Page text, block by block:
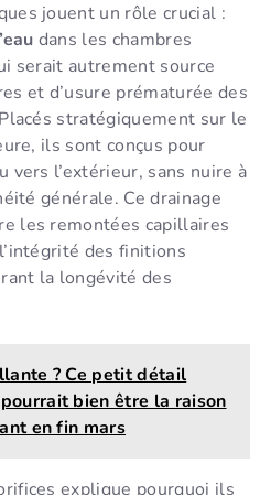
jouent un rôle crucial :
dans les chambres
serait autrement source
et d’usure prématurée des
stratégiquement sur le
ils sont conçus pour
vers l’extérieur, sans nuire à
générale. Ce drainage
les remontées capillaires
des finitions
la longévité des
? Ce petit détail
bien être la raison
en fin mars
explique pourquoi ils